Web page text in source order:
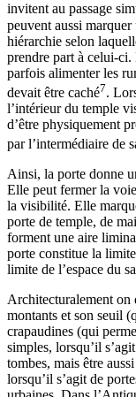
invitent au passage
peuvent aussi
hiérarchie selon
prendre part à celui-ci.
parfois alimenter les
devait être caché7.
l’intérieur du temple
d’être physiquement
par l’intermédiaire de
Ainsi, la porte donne
Elle peut fermer la
la visibilité. Elle
porte de temple, de
forment une aire
porte constitue la
limite de l’espace du
Architecturalement on
montants et son seuil
crapaudines (qui
simples, lorsqu’il
tombes, mais être
lorsqu’il s’agit de